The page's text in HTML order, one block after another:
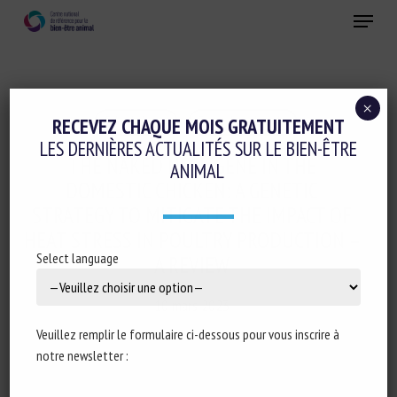
Menu
Génétique Santé animale
THE NAKED NECK GENE IN THE
STRATEGY TO MITIGATE THE IMPACT OF
RECEVEZ CHAQUE MOIS GRATUITEMENT
LES DERNIÈRES ACTUALITÉS SUR LE BIEN-ÊTRE
ANIMAL
Select language
Veuillez remplir le formulaire ci-dessous pour vous inscrire à
notre newsletter :
×